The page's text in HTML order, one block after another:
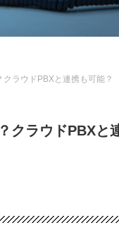
ラウドPBXと連携も可能？
クラウドPBXと